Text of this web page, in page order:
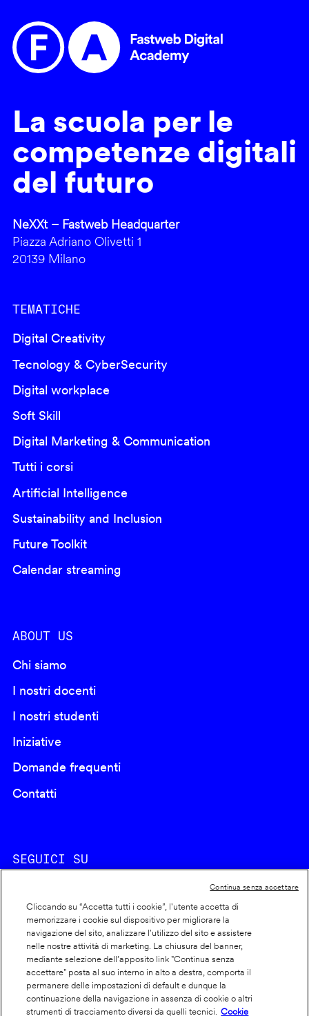
La scuola per le
competenze digitali
del futuro
NeXXt – Fastweb Headquarter
Piazza Adriano Olivetti 1
20139 Milano
TEMATICHE
Digital Creativity
Tecnology & CyberSecurity
Digital workplace
Soft Skill
Digital Marketing & Communication
Tutti i corsi
Artificial Intelligence
Sustainability and Inclusion
Future Toolkit
Calendar streaming
ABOUT US
Chi siamo
I nostri docenti
I nostri studenti
Iniziative
Domande frequenti
Contatti
SEGUICI SU
Footer
info
Cookie policy
Dichiarazione di accessibilità
Privacy
Cliccando su “Accetta tutti i cookie”, l'utente accetta di
memorizzare i cookie sul dispositivo per migliorare la
navigazione del sito, analizzare l'utilizzo del sito e assistere
nelle nostre attività di marketing. La chiusura del banner,
mediante selezione dell’apposito link "Continua senza
accettare" posta al suo interno in alto a destra, comporta il
permanere delle impostazioni di default e dunque la
continuazione della navigazione in assenza di cookie o altri
strumenti di tracciamento diversi da quelli tecnici.
Cookie
Continua senza accettare